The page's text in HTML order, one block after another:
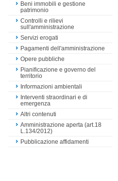
Beni immobili e gestione
patrimonio
Controlli e rilievi
sull'amministrazione
Servizi erogati
Pagamenti dell'amministrazione
Opere pubbliche
Pianificazione e governo del
territorio
Informazioni ambientali
Interventi straordinari e di
emergenza
Altri contenuti
Amministrazione aperta (art.18
L.134/2012)
Pubblicazione affidamenti